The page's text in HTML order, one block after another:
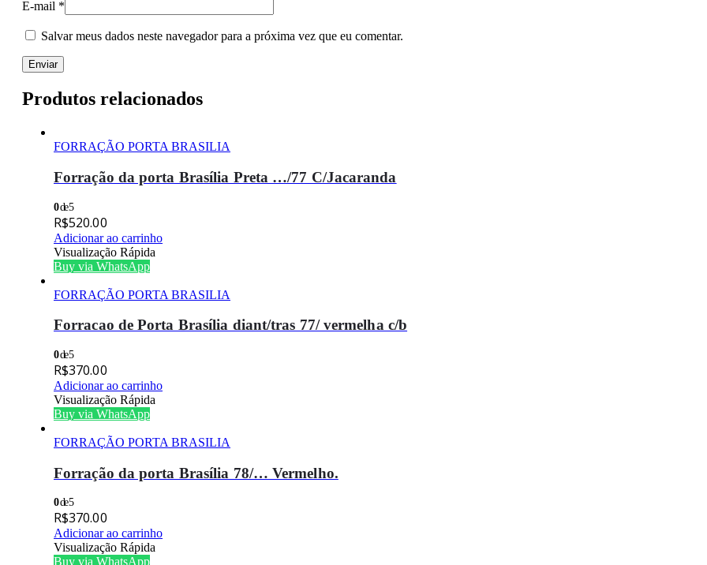
E-mail *
Salvar meus dados neste navegador para a próxima vez que eu comentar.
Produtos relacionados
FORRAÇÃO PORTA BRASILIA
Forração da porta Brasília Preta …/77 C/Jacaranda
0de 5
R$520.00
Adicionar ao carrinho
Visualização Rápida
Buy via WhatsApp
FORRAÇÃO PORTA BRASILIA
Forracao de Porta Brasília diant/tras 77/ vermelha c/b
0de 5
R$370.00
Adicionar ao carrinho
Visualização Rápida
Buy via WhatsApp
FORRAÇÃO PORTA BRASILIA
Forração da porta Brasília 78/… Vermelho.
0de 5
R$370.00
Adicionar ao carrinho
Visualização Rápida
Buy via WhatsApp